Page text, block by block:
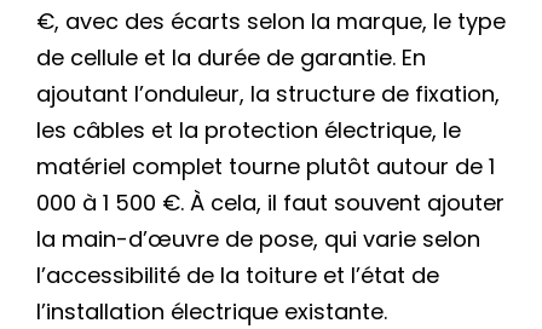
€, avec des écarts selon la marque, le type
de cellule et la durée de garantie. En
ajoutant l’onduleur, la structure de fixation,
les câbles et la protection électrique, le
matériel complet tourne plutôt autour de 1
000 à 1 500 €. À cela, il faut souvent ajouter
la main-d’œuvre de pose, qui varie selon
l’accessibilité de la toiture et l’état de
l’installation électrique existante.